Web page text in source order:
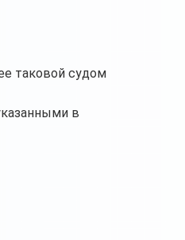
таковой судом
в